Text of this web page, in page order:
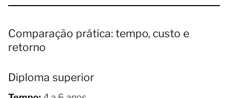
Comparação prática: tempo, custo e
retorno
Diploma superior